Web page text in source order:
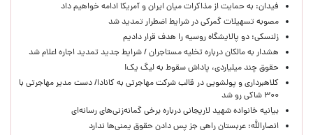
فیدان: به حمایت از مذاکرات میان ایران و آمریکا ادامه خواهیم داد
مصوبه تسهیلات گمرکی در شرایط اضطرار تمدید شد
زلنسکی: دو پالایشگاه روسیه را هدف قرار دادیم
هشدار به مالکان درباره تخلیه مستاجران / شرایط جدید تمدید اجاره اعلام شد
حقوق چند میلیاردی، پاداش سقوط به لیگ یک!
کلاهبرداری و پولشویی در قالب شرکت مهاجرتی به کانادا/ دست مدیر مهاجرتی با
۳۰۰ شاکی رو شد
بیانیه خانواده شهید لاریجانی درباره برخی گمانه‌زنی‌های رسانه‌ای
انصارالله: عربستان راهی جز پس دادن حقوق یمنی‌ها ندارد